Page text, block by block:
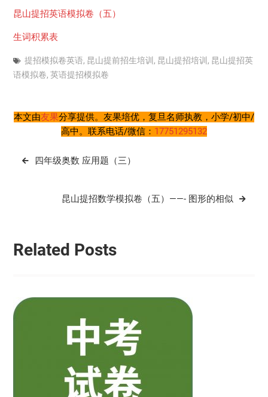
昆山提招英语模拟卷（五）
生词积累表
提招模拟卷英语, 昆山提前招生培训 , 昆山提招培训 , 昆山提招英
语模拟卷, 英语提招模拟卷
本文由友果分享提供。友果培优，复旦名师执教，小学/初中/
高中。联系电话/微信： 17751295132
文
四年级奥数 应用题（三）
昆山提招数学模拟卷（五）——- 图形的相似
Related Posts